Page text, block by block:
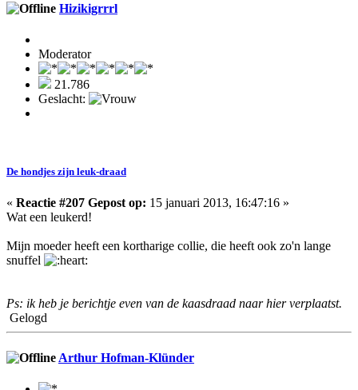
Hizikigrrrl
Moderator
21.786
Geslacht:
De hondjes zijn leuk-draad
« Reactie #207 Gepost op: 15 januari 2013, 16:47:16 »
Wat een leukerd!
Mijn moeder heeft een kortharige collie, die heeft ook zo'n lange
snuffel
Ps: ik heb je berichtje even van de kaasdraad naar hier verplaatst.
Gelogd
Arthur Hofman-Klünder